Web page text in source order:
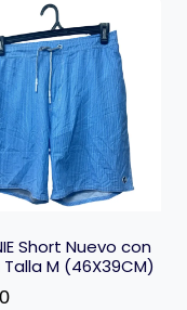
Short Nuevo con
M (46X39CM)